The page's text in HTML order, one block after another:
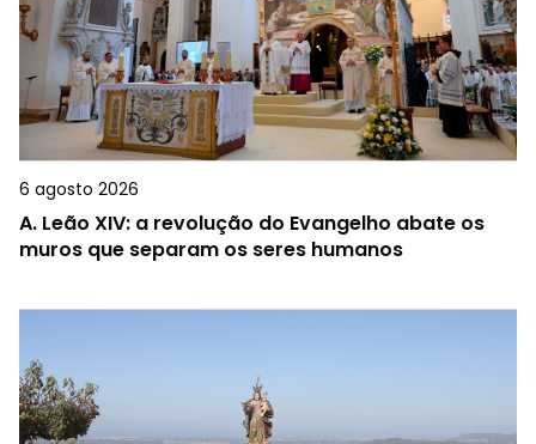
6 agosto 2026
A. Leão XIV: a revolução do Evangelho abate os
muros que separam os seres humanos